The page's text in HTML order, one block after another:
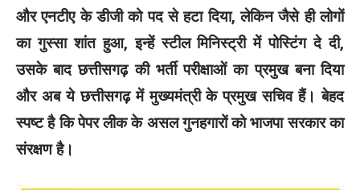
और एनटीए के डीजी को पद से हटा दिया, लेकिन जैसे ही लोगों
का गुस्सा शांत हुआ, इन्हें स्टील मिनिस्ट्री में पोस्टिंग दे दी,
उसके बाद छत्तीसगढ़ की भर्ती परीक्षाओं का प्रमुख बना दिया
और अब ये छत्तीसगढ़ में मुख्यमंत्री के प्रमुख सचिव हैं। बेहद
स्पष्ट है कि पेपर लीक के असल गुनहगारों को भाजपा सरकार का
संरक्षण है।